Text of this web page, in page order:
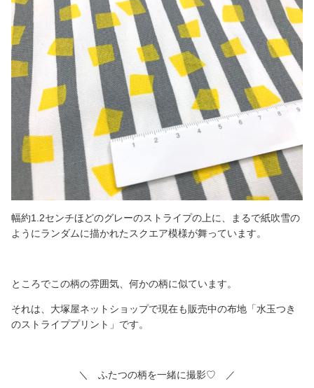
幅約1.2センチほどのグレーのストライプの上に、まるで紙吹雪の
ようにランダムに描かれたスクエア模様が舞っています。
ところでこの柄の雰囲気、何かの柄に似ています。
それは、大塚屋ネットショップで現在も販売中の布地「水玉つき
のストライププリント」です。
＼ ふたつの柄を一緒に撮影♡ ／